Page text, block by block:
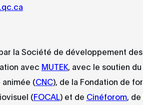
la Société de développement
avec MUTEK, avec le soutien
animée (CNC), de la Fondation de
(FOCAL ) et de Cinéforom, de